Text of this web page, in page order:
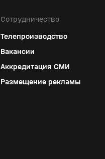
Сотрудничество
Телепроизводство
Вакансии
Аккредитация СМИ
Размещение рекламы